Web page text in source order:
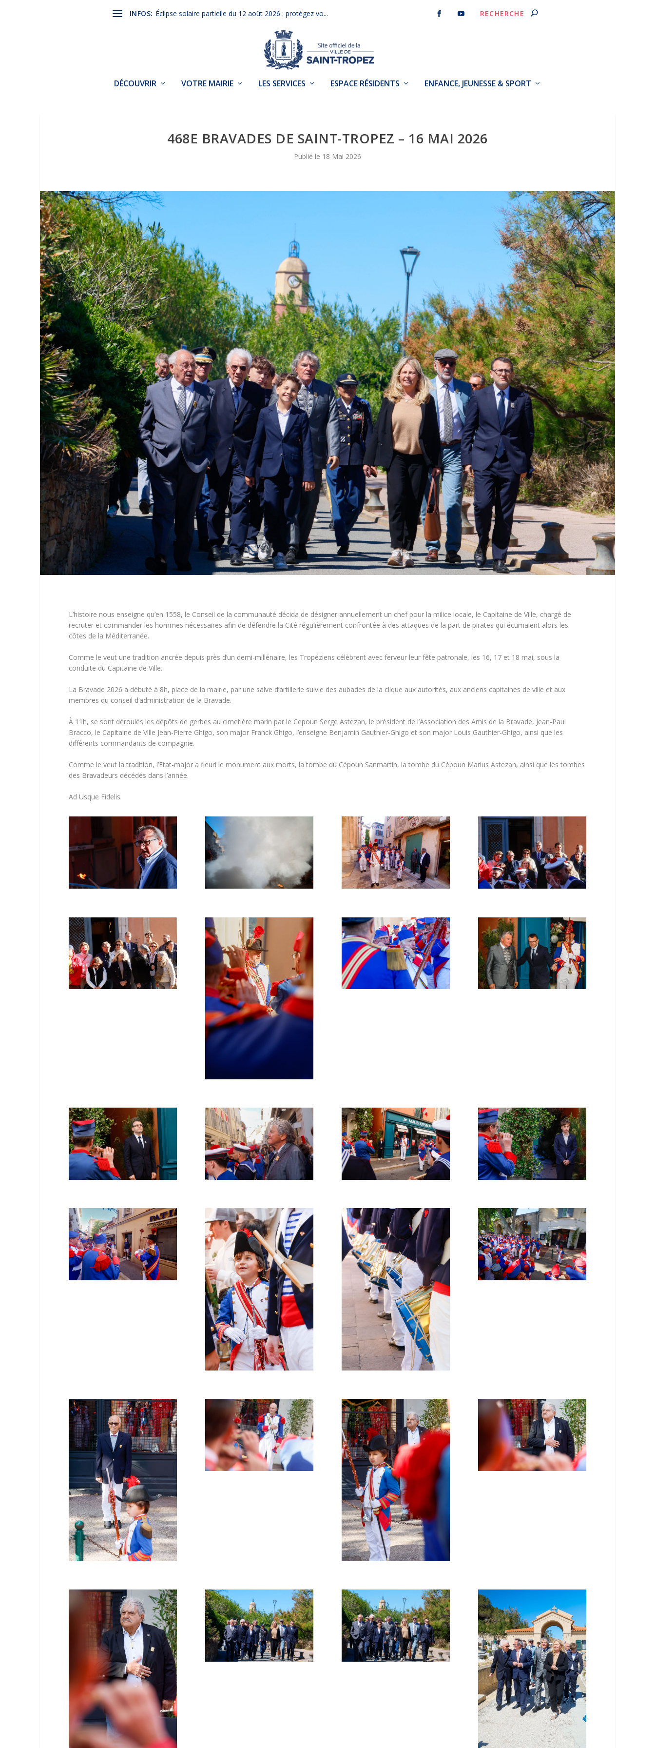
INFOS: Éclipse solaire partielle du 12 août 2026 : protégez vo...
DÉCOUVRIR VOTRE MAIRIE LES SERVICES ESPACE RÉSIDENTS ENFANCE, JEUNESSE & SPORT
468E BRAVADES DE SAINT-TROPEZ – 16 MAI 2026
18 Mai 2026
L’histoire nous enseigne qu’en 1558, le Conseil de la communauté décida de désigner annuellement un chef pour la milice locale, le Capitaine de Ville, chargé de
recruter et commander les hommes nécessaires afin de défendre la Cité régulièrement confrontée à des attaques de la part de pirates qui écumaient alors les
côtes de la Méditerranée.
Comme le veut une tradition ancrée depuis près d’un demi-millénaire, les Tropéziens célèbrent avec ferveur leur fête patronale, les 16, 17 et 18 mai, sous la
conduite du Capitaine de Ville.
La Bravade 2026 a débuté à 8h, place de la mairie, par une salve d’artillerie suivie des aubades de la clique aux autorités, aux anciens capitaines de ville et aux
membres du conseil d’administration de la Bravade.
À 11h, se sont déroulés les dépôts de gerbes au cimetière marin par le Cepoun Serge Astezan, le président de l’Association des Amis de la Bravade, Jean-Paul
Bracco, le Capitaine de Ville Jean-Pierre Ghigo, son major Franck Ghigo, l’enseigne Benjamin Gauthier-Ghigo et son major Louis Gauthier-Ghigo, ainsi que les
différents commandants de compagnie.
Comme le veut la tradition, l’Etat-major a fleuri le monument aux morts, la tombe du Cépoun Sanmartin, la tombe du Cépoun Marius Astezan, ainsi que les tombes
des Bravadeurs décédés dans l’année.
Ad Usque Fidelis